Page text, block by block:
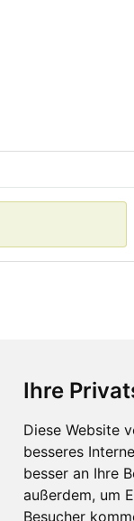
Ihre
Diese Website
besseres
besser an Ihre
außerdem, um
Besucher
Kontakt
Feedback
Fehler melden